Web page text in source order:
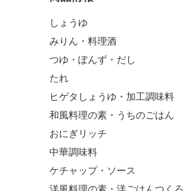
しょうゆ
みりん・料理酒
つゆ・ぽんず・だし
たれ
ヒゲタしょうゆ・加工調味料
和風料理の素・うちのごはん
おにぎリッチ
中華調味料
ケチャップ・ソース
洋風料理の素・洋ごはんつくろ